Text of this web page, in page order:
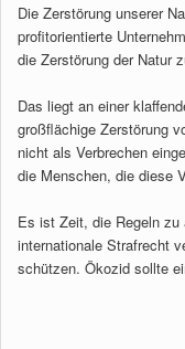
Die Zerstörung unserer
profitorientierte
die Zerstörung der Natur
Das liegt an einer
großflächige Zerstörung
nicht als Verbrechen
die Menschen, die diese
Es ist Zeit, die Regeln zu
internationale Strafrecht
schützen. Ökozid sollte